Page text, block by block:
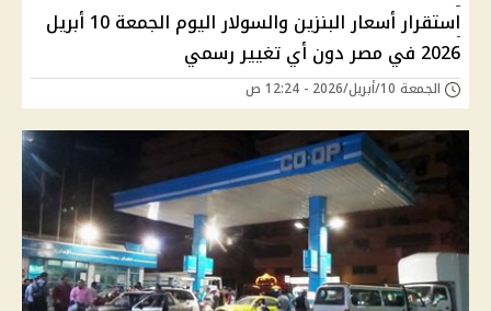
استقرار أسعار البنزين والسولار اليوم الجمعة 10 أبريل
2026 في مصر دون أي تغيير رسمي
الجمعة 10/أبريل/2026 - 12:24 ص